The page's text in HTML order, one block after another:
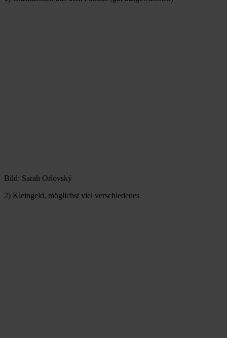
Bild: Sarah Orlovský
2) Kleingeld, möglichst viel verschiedenes